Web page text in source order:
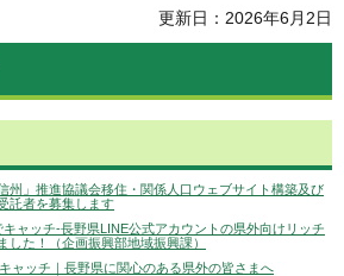
更新日：2026年6月2日
州」推進協議会移住・関係人口ウェブサイト構築及び
託者を募集します
ャッチ-長野県LINE公式アカウントの県外向けリッチ
した！（企画振興部地域振興課）
ャッチ｜長野県に関心のある県外の皆さまへ